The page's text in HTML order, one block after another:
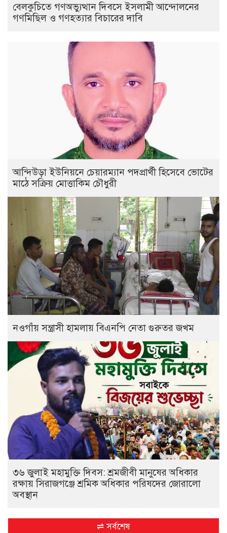
বেলকুচিতে গণঅভ্যুত্থান দিবসে ইসলামী আন্দোলনের
গণমিছিল ও গণহত্যার বিচারের দাবি
আন্দিউড়া ইউনিয়নে চেয়ারম্যান পদপ্রার্থী হিসেবে ভোটের
মাঠে সক্রিয় মোত্তাকিম চৌধুরী
নওগাঁয় সন্ত্রাসী হামলায় বিএনপি নেতা গুরুতর জখম
৩৬ জুলাই মহামুক্তি দিবস: শ্রমজীবী মানুষের অধিকার
রক্ষায় সিরাজগঞ্জে শ্রমিক অধিকার পরিষদের জোরালো
অবস্থান
⇌ সর্বশেষ